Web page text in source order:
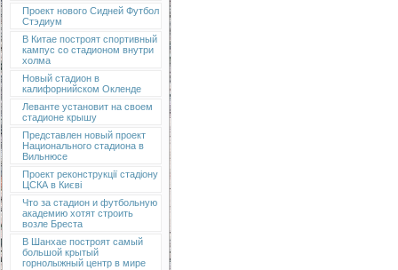
Проект нового Сидней Футбол
Стэдиум
В Китае построят спортивный
кампус со стадионом внутри
холма
Новый стадион в
калифорнийском Окленде
Леванте установит на своем
стадионе крышу
Представлен новый проект
Национального стадиона в
Вильнюсе
Проект реконструкції стадіону
ЦСКА в Києві
Что за стадион и футбольную
академию хотят строить
возле Бреста
В Шанхае построят самый
большой крытый
горнолыжный центр в мире